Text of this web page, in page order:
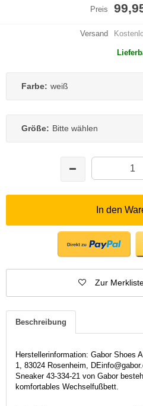
Preis
Versand
Farbe: weiß
Größe: Bitte wählen
In den
Zur
Beschreibung
Herstellerinformation: Gabor Shoes
1, 83024 Rosenheim,
Sneaker 43-334-21 von Gabor
komfortables Wechselfußbett.